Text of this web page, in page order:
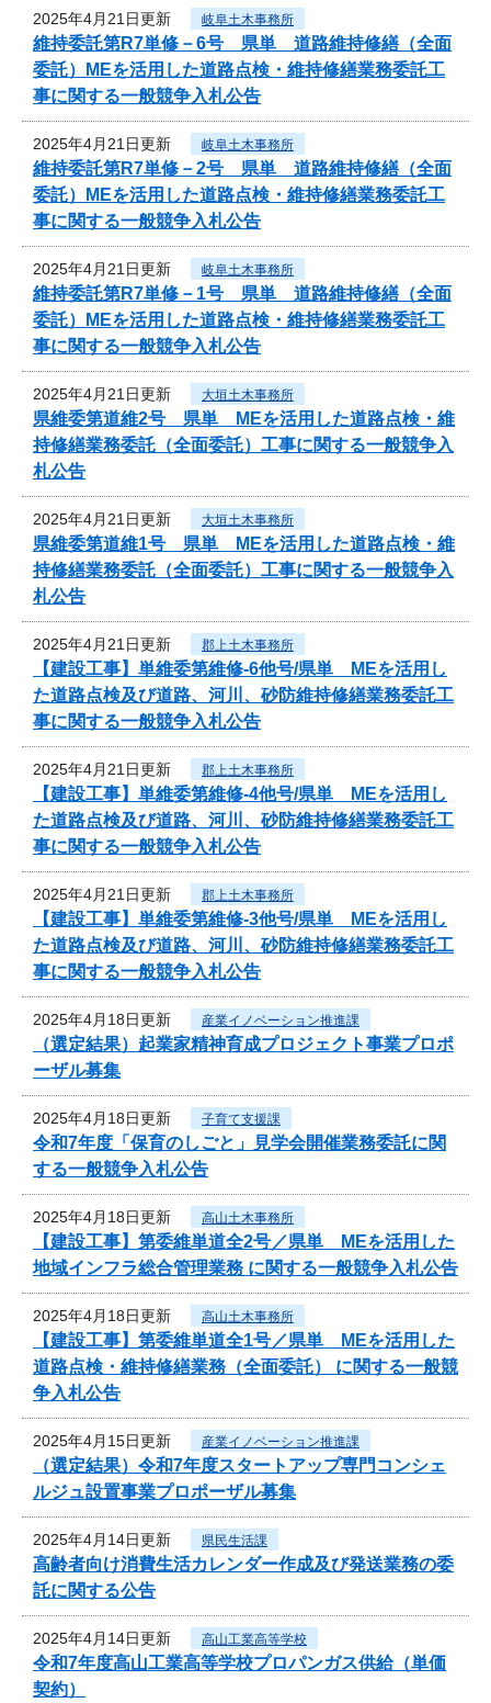
2025年4月21日更新 岐阜土木事務所
維持委託第R7単修－6号 県単 道路維持修繕（全面
委託）MEを活用した道路点検・維持修繕業務委託工
事に関する一般競争入札公告
2025年4月21日更新 岐阜土木事務所
維持委託第R7単修－2号 県単 道路維持修繕（全面
委託）MEを活用した道路点検・維持修繕業務委託工
事に関する一般競争入札公告
2025年4月21日更新 岐阜土木事務所
維持委託第R7単修－1号 県単 道路維持修繕（全面
委託）MEを活用した道路点検・維持修繕業務委託工
事に関する一般競争入札公告
2025年4月21日更新 大垣土木事務所
県維委第道維2号 県単 MEを活用した道路点検・維
持修繕業務委託（全面委託）工事に関する一般競争入
札公告
2025年4月21日更新 大垣土木事務所
県維委第道維1号 県単 MEを活用した道路点検・維
持修繕業務委託（全面委託）工事に関する一般競争入
札公告
2025年4月21日更新 郡上土木事務所
【建設工事】単維委第維修‐6他号/県単 MEを活用し
た道路点検及び道路、河川、砂防維持修繕業務委託工
事に関する一般競争入札公告
2025年4月21日更新 郡上土木事務所
【建設工事】単維委第維修‐4他号/県単 MEを活用し
た道路点検及び道路、河川、砂防維持修繕業務委託工
事に関する一般競争入札公告
2025年4月21日更新 郡上土木事務所
【建設工事】単維委第維修‐3他号/県単 MEを活用し
た道路点検及び道路、河川、砂防維持修繕業務委託工
事に関する一般競争入札公告
2025年4月18日更新 産業イノベーション推進課
（選定結果）起業家精神育成プロジェクト事業プロポ
ーザル募集
2025年4月18日更新 子育て支援課
令和7年度「保育のしごと」見学会開催業務委託に関
する一般競争入札公告
2025年4月18日更新 高山土木事務所
【建設工事】第委維単道全2号／県単 MEを活用した
地域インフラ総合管理業務 に関する一般競争入札公告
2025年4月18日更新 高山土木事務所
【建設工事】第委維単道全1号／県単 MEを活用した
道路点検・維持修繕業務（全面委託） に関する一般競
争入札公告
2025年4月15日更新 産業イノベーション推進課
（選定結果）令和7年度スタートアップ専門コンシェ
ルジュ設置事業プロポーザル募集
2025年4月14日更新 県民生活課
高齢者向け消費生活カレンダー作成及び発送業務の委
託に関する公告
2025年4月14日更新 高山工業高等学校
令和7年度高山工業高等学校プロパンガス供給（単価
契約）